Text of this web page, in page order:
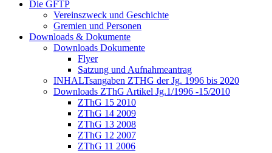
Die GFTP
Vereinszweck und Geschichte
Gremien und Personen
Downloads & Dokumente
Downloads Dokumente
Flyer
Satzung und Aufnahmeantrag
INHALTsangaben ZTHG der Jg. 1996 bis 2020
Downloads ZThG Artikel Jg.1/1996 -15/2010
ZThG 15 2010
ZThG 14 2009
ZThG 13 2008
ZThG 12 2007
ZThG 11 2006